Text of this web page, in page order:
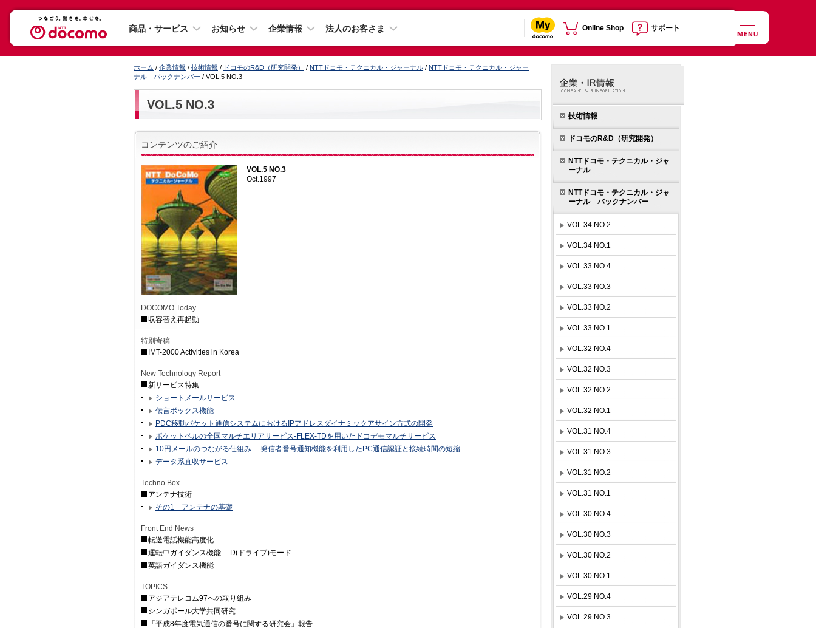
商品・サービス お知らせ 企業情報 法人のお客さま Online Shop サポート
MENU
ホーム / 企業情報 / 技術情報 / ドコモのR&D（研究開発） / NTTドコモ・テクニカル・ジャーナル / NTTドコモ・テクニカル・ジャー
ナル バックナンバー / VOL.5 NO.3
VOL.5 NO.3
コンテンツのご紹介
VOL.5 NO.3
Oct.1997
DOCOMO Today
収容替え再起動
特別寄稿
IMT-2000 Activities in Korea
New Technology Report
新サービス特集
ショートメールサービス
伝言ボックス機能
PDC移動パケット通信システムにおけるIPアドレスダイナミックアサイン方式の開発
ポケットベルの全国マルチエリアサービス‐FLEX-TDを用いたドコデモマルチサービス
10円メールのつながる仕組み —発信者番号通知機能を利用したPC通信認証と接続時間の短縮—
データ系直収サービス
Techno Box
アンテナ技術
その1 アンテナの基礎
Front End News
転送電話機能高度化
運転中ガイダンス機能 —D(ドライブ)モード—
英語ガイダンス機能
TOPICS
アジアテレコム97への取り組み
シンガポール大学共同研究
「平成8年度電気通信の番号に関する研究会」報告
技術情報
ドコモのR&D（研究開発）
NTTドコモ・テクニカル・ジャ
ーナル
NTTドコモ・テクニカル・ジャ
ーナル バックナンバー
VOL.34 NO.2
VOL.34 NO.1
VOL.33 NO.4
VOL.33 NO.3
VOL.33 NO.2
VOL.33 NO.1
VOL.32 NO.4
VOL.32 NO.3
VOL.32 NO.2
VOL.32 NO.1
VOL.31 NO.4
VOL.31 NO.3
VOL.31 NO.2
VOL.31 NO.1
VOL.30 NO.4
VOL.30 NO.3
VOL.30 NO.2
VOL.30 NO.1
VOL.29 NO.4
VOL.29 NO.3